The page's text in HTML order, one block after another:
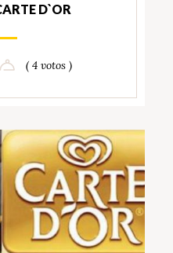
D`OR
( 4 votos )